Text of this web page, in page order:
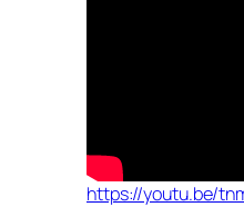
https://youtu.be/